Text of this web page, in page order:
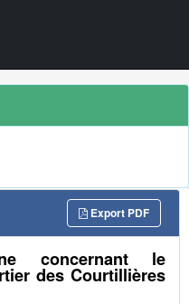
Export PDF
concernant le
des Courtillières